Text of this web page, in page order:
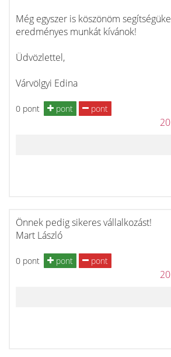
Még egyszer is köszönöm
eredményes munkát kívánok!
Üdvözlettel,
Várvölgyi Edina
0 pont pont pont
Önnek pedig sikeres vállalkozást!
Mart László
0 pont pont pont